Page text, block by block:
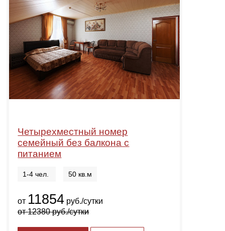
Четырехместный номер
семейный без балкона с
питанием
1-4 чел. 50 кв.м
от 11854 руб./сутки
от12380руб./сутки